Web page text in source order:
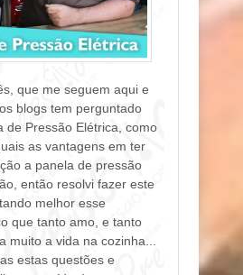
que me seguem aqui e
blogs tem perguntado
de Pressão Elétrica, como
as vantagens em ter
a panela de pressão
então resolvi fazer este
melhor esse
que tanto amo, e tanto
muito a vida na cozinha...
estas questões e